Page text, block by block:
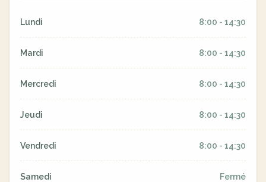
Lundi 8:00 - 14:30
Mardi 8:00 - 14:30
Mercredi 8:00 - 14:30
Jeudi 8:00 - 14:30
Vendredi 8:00 - 14:30
Samedi Fermé